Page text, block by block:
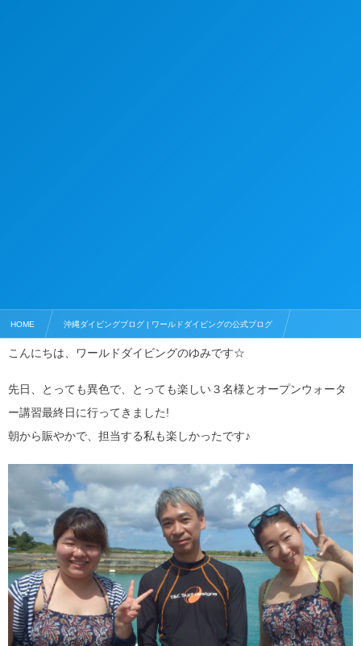
HOME 沖縄ダイビングブログ | ワールドダイビングの公式ブログ
ダイビングライセンス
恩納村の癒し系ポイントでオープンウォーターライセンス取得！
こんにちは、ワールドダイビングのゆみです☆
先日、とっても異色で、とっても楽しい３名様とオープンウォータ
ー講習最終日に行ってきました!
朝から賑やかで、担当する私も楽しかったです♪